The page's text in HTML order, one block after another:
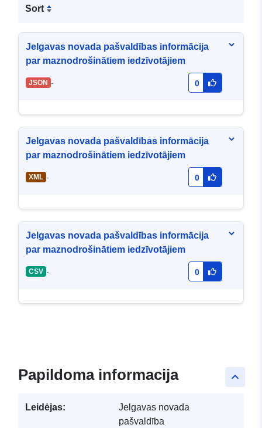
Sort
Jelgavas novada pašvaldības informācija
par maznodrošinātiem iedzīvotājiem
JSON - 0
Jelgavas novada pašvaldības informācija
par maznodrošinātiem iedzīvotājiem
XML - 0
Jelgavas novada pašvaldības informācija
par maznodrošinātiem iedzīvotājiem
CSV - 0
keyboard_arrow_up
Papildoma informacija
Leidėjas:
Jelgavas novada
pašvaldība